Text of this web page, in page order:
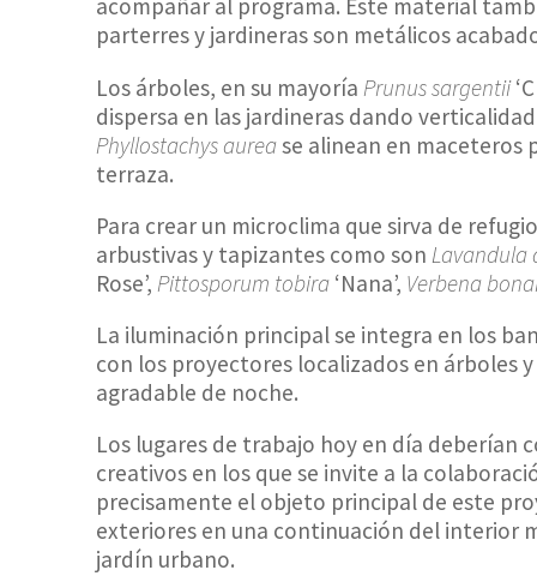
acompañar al programa. Este material
parterres y jardineras son metálicos
Los árboles, en su mayoría Prunus sargentii
dispersa en las jardineras dando
Phyllostachys aurease alinean en
terraza.
Para crear un microclima que sirva de
arbustivas y tapizantes como son Lavandula
Rose’, Pittosporum tobira ‘Nana’, Verbena
La iluminación principal se integra en los
con los proyectores localizados en árboles
agradable de noche.
Los lugares de trabajo hoy en día deberían
creativos en los que se invite a la
precisamente el objeto principal de este
exteriores en una continuación del interior
jardín urbano.